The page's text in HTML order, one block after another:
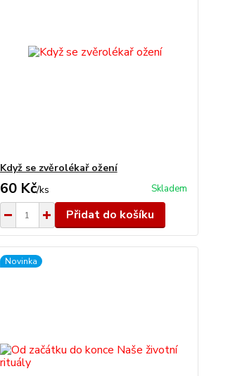
Když se zvěrolékař ožení
60 Kč/ks Skladem
Přidat do košíku
Novinka